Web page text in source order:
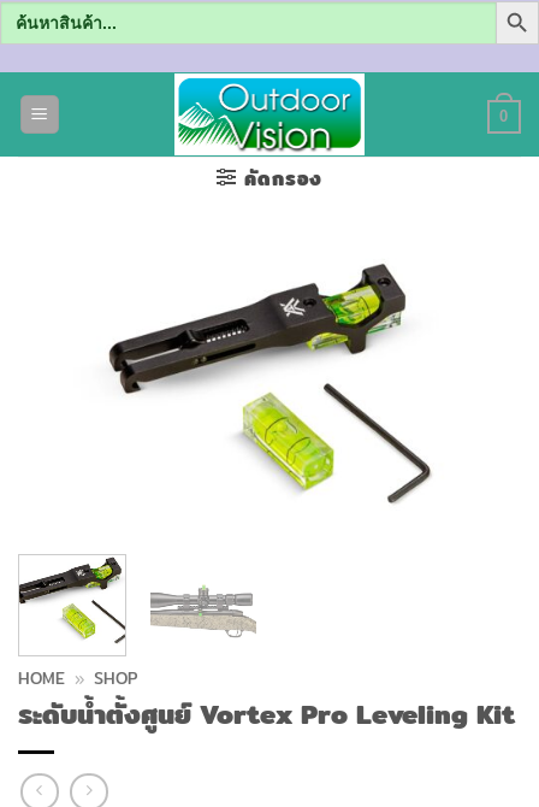
Search
for:
0
คัดกรอง
HOME » SHOP
ระดับน้ำตั้งศูนย์ Vortex Pro Leveling Kit